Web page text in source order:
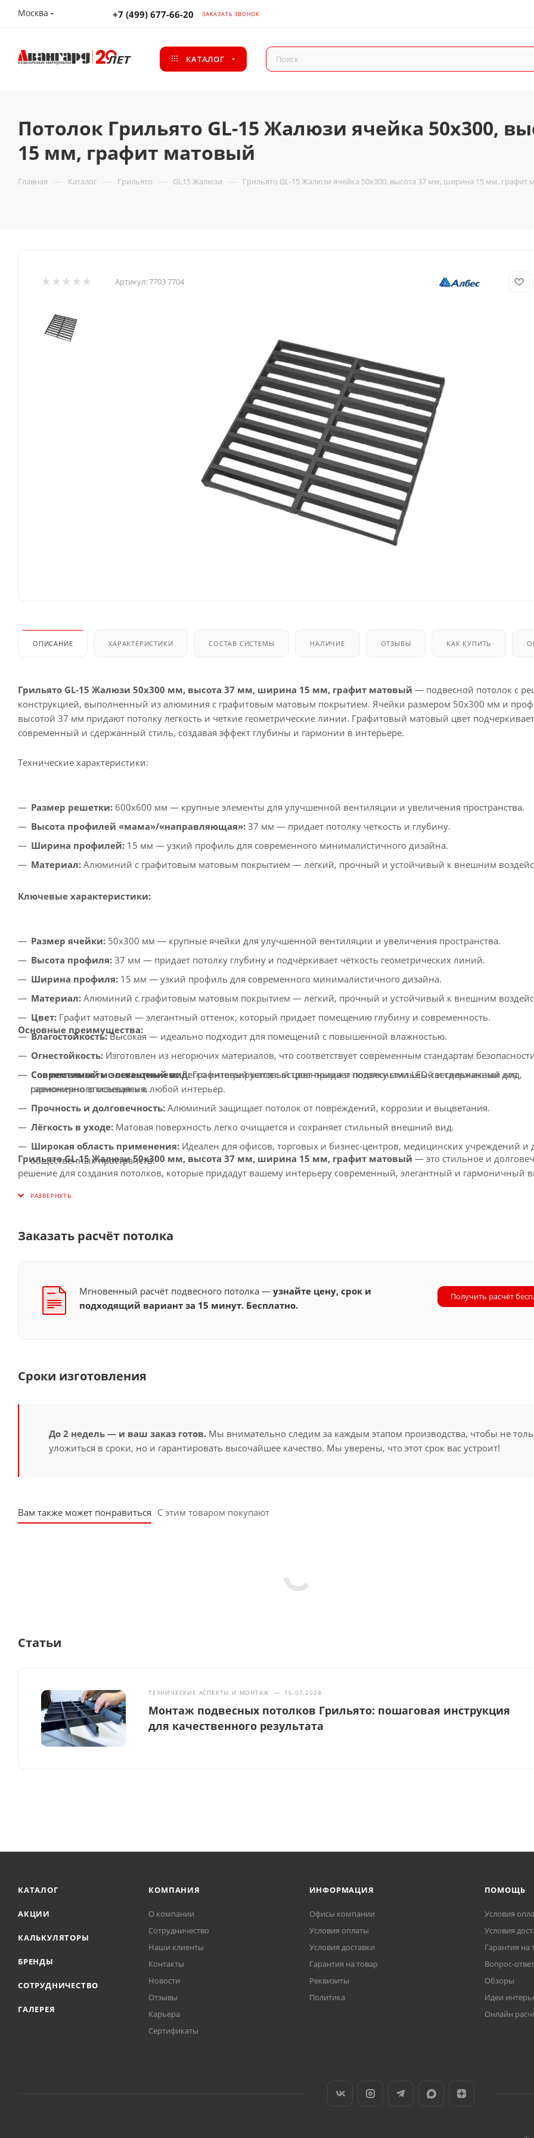
Москва +7 (499) 677-66-20 ЗАКАЗАТЬ ЗВОНОК
КАТАЛОГ
Потолок Грильято GL-15 Жалюзи ячейка 50x300,
15 мм, графит матовый
Главная — Каталог — Грильято — GL15 Жалюзи — Грильято GL-15 Жалюзи ячейка 50x300, высота 37 мм, ширина 15 мм, графит
Артикул:7703 7704
ОПИСАНИЕ ХАРАКТЕРИСТИКИ СОСТАВ СИСТЕМЫ НАЛИЧИЕ ОТЗЫВЫ КАК КУПИТЬ
Грильято GL-15 Жалюзи 50x300 мм, высота 37 мм, ширина 15 мм, графит матовый — подвесной потолок с
конструкцией, выполненный из алюминия с графитовым матовым покрытием. Ячейки размером 50x300 мм и
высотой 37 мм придают потолку легкость и четкие геометрические линии. Графитовый матовый цвет подчеркивает
современный и сдержанный стиль, создавая эффект глубины и гармонии в интерьере.
Технические характеристики:
Размер решетки: 600x600 мм — крупные элементы для улучшенной вентиляции и увеличения пространства.
Высота профилей «мама»/«направляющая»: 37 мм — придает потолку четкость и глубину.
Ширина профилей: 15 мм — узкий профиль для современного минималистичного дизайна.
Материал: Алюминий с графитовым матовым покрытием — лёгкий, прочный и устойчивый к внешним
Ключевые характеристики:
Размер ячейки: 50x300 мм — крупные ячейки для улучшенной вентиляции и увеличения пространства.
Высота профиля: 37 мм — придает потолку глубину и подчёркивает чёткость геометрических линий.
Ширина профиля: 15 мм — узкий профиль для современного минималистичного дизайна.
Материал: Алюминий с графитовым матовым покрытием — лёгкий, прочный и устойчивый к внешним
Цвет: Графит матовый — элегантный оттенок, который придает помещению глубину и современность.
Влагостойкость:Высокая — идеально подходит для помещений с повышенной влажностью.
Огнестойкость: Изготовлен из негорючих материалов, что соответствует современным стандартам
Совместимость с освещением:Легко интегрируется с встроенными и подвесными LED-светильниками для
равномерного освещения.
Основные преимущества:
Современный и элегантный вид:Графитовый матовый цвет придает потолку стильный и сдержанный вид,
гармонично вписываясь в любой интерьер.
Прочность и долговечность: Алюминий защищает потолок от повреждений, коррозии и выцветания.
Лёгкость в уходе: Матовая поверхность легко очищается и сохраняет стильный внешний вид.
Широкая область применения: Идеален для офисов, торговых и бизнес-центров, медицинских учреждений и
общественных пространств.
Грильято GL-15 Жалюзи 50x300 мм, высота 37 мм, ширина 15 мм, графит матовый — это стильное и
решение для создания потолков, которые придадут вашему интерьеру современный, элегантный и гармоничный
Заказать расчёт потолка
Мгновенный расчёт подвесного потолка —узнайте цену, срок и
подходящий вариант за 15 минут. Бесплатно.
Получить расчёт
Сроки изготовления
До 2 недель — и ваш заказ готов. Мы внимательно следим за каждым этапом производства, чтобы не
уложиться в сроки, но и гарантировать высочайшее качество. Мы уверены, что этот срок вас устроит!
Вам также может понравиться С этим товаром покупают
Статьи
ТЕХНИЧЕСКИЕ АСПЕКТЫ И МОНТАЖ — 16.07.2024
Монтаж подвесных потолков Грильято: пошаговая инструкция
для качественного результата
КАТАЛОГ
АКЦИИ
КАЛЬКУЛЯТОРЫ
БРЕНДЫ
СОТРУДНИЧЕСТВО
ГАЛЕРЕЯ
КОМПАНИЯ
О компании
Сотрудничество
Наши клиенты
Контакты
Новости
Отзывы
Карьера
Сертификаты
ИНФОРМАЦИЯ
Офисы компании
Условия оплаты
Условия доставки
Гарантия на товар
Реквизиты
Политика
ПОМОЩЬ
Условия
Условия
Гарантия на
Вопрос-ответ
Обзоры
Идеи
Онлайн